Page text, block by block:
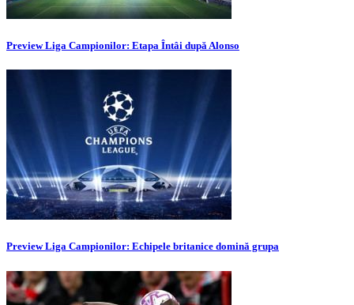
Preview Liga Campionilor: Etapa Întâi după Alonso
Preview Liga Campionilor: Echipele britanice domină grupa